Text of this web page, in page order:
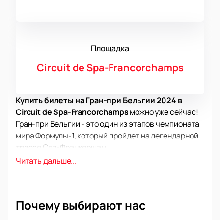
Площадка
Circuit de Spa-Francorchamps
Купить билеты на Гран-при Бельгии 2024 в
Circuit de Spa-Francorchampsможно уже сейчас!
Гран-при Бельгии - это один из этапов чемпионата
мира Формулы-1, который пройдет на легендарной
трассе Спа-Франкоршам.
История этого Гран-при началась в далеком 1925
Победителем первого Гран-при Бельгии стал
Читать дальше...
Почему выбирают нас